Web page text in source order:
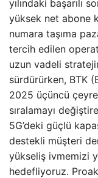
yılındaki başarılı
yüksek net abone
numara taşıma
tercih edilen
uzun vadeli
sürdürürken, BTK
2025 üçüncü
sıralamayı
5G’deki güçlü
destekli müşteri
yükseliş ivmemizi
hedefliyoruz.